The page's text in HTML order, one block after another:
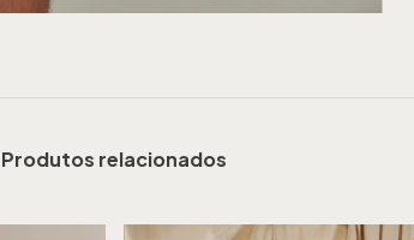
Produtos relacionados